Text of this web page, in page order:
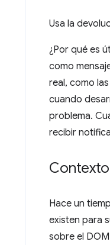
Usa la
¿Por qué es
como
real, como
cuando
problema.
recibir
Contexto
Hace un
existen para
sobre el